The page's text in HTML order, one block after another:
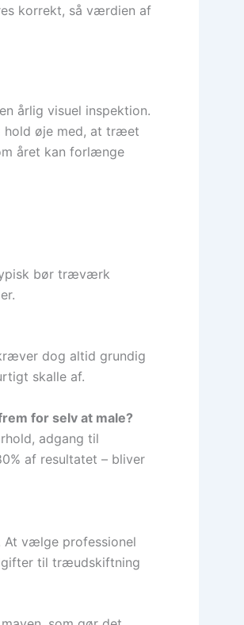
korrekt, så værdien af
årlig visuel inspektion.
hold øje med, at træet
året kan forlænge
bør træværk
dog altid grundig
skalle af.
for selv at male?
adgang til
af resultatet – bliver
At vælge professionel
til træudskiftning